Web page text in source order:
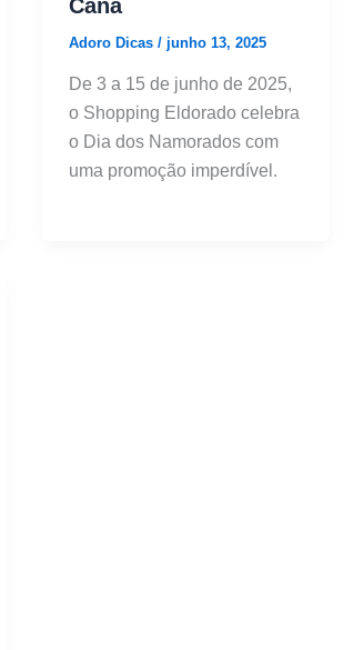
Cana
Adoro Dicas/ junho 13, 2025
De 3 a 15 de junho de 2025,
o Shopping Eldorado celebra
o Dia dos Namorados com
uma promoção imperdível.